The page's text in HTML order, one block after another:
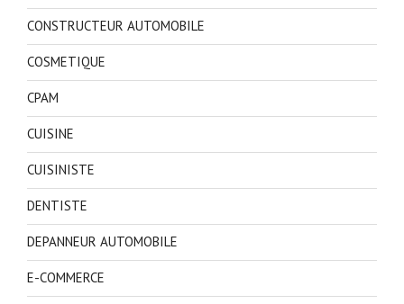
CONSTRUCTEUR AUTOMOBILE
COSMETIQUE
CPAM
CUISINE
CUISINISTE
DENTISTE
DEPANNEUR AUTOMOBILE
E-COMMERCE